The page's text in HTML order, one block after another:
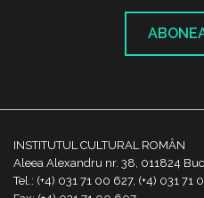
INSTITUTUL CULTURAL ROMÂN
Aleea Alexandru nr. 38, 011824
Tel.: (+4) 031 71 00 627, (+4) 031 71